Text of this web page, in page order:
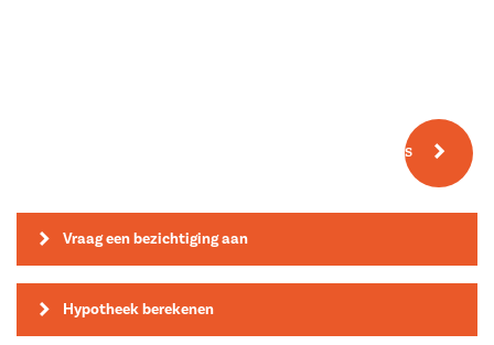
Meer fotos
Vraag een bezichtiging aan
Hypotheek berekenen